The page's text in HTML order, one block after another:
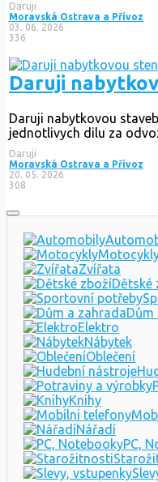
Daruji
Moravská Ostrava a Přívoz
03. 06. 2026
336
Daruji
Daruji nabytkovou
jednotlivych dilu za
Daruji
Moravská Ostrava a Přívoz
20. 05. 2026
308
Zvířata
Dětské
Dům
Elektro
Nábytek
Oblečení
Knihy
Nářadí
PC,